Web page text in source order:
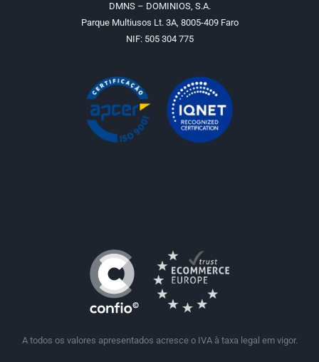
DMNS – DOMINIOS, S.A.
Parque Multiusos Lt. 3A, 8005-409 Faro
NIF: 505 304 775
A todos os valores apresentados acresce o IVA à taxa legal em vigor.